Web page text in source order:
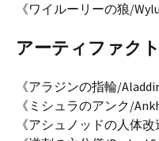
《ワイルーリーの狼/
アーティファクト
《アラジンの指輪/
《ミシュラのアンク/
《アシュノッドの人体改